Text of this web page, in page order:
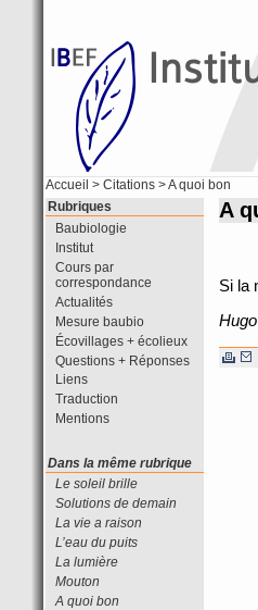
Accueil > Citations > A quoi bon
A
Si la
Rubriques
Baubiologie
Institut
Cours par
correspondance
Actualités
Mesure baubio
Écovillages + écolieux
Questions + Réponses
Liens
Traduction
Mentions
Dans la même rubrique
Le soleil brille
Solutions de demain
La vie a raison
L’eau du puits
La lumière
Mouton
A quoi bon